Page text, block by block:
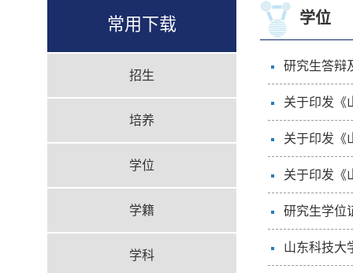
常用下载
招生
培养
学位
学籍
学科
学位
研究生答辩
关于印发《
关于印发《
关于印发《
研究生学位
山东科技大